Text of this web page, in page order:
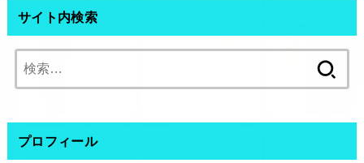
サイト内検索
索:
プロフィール